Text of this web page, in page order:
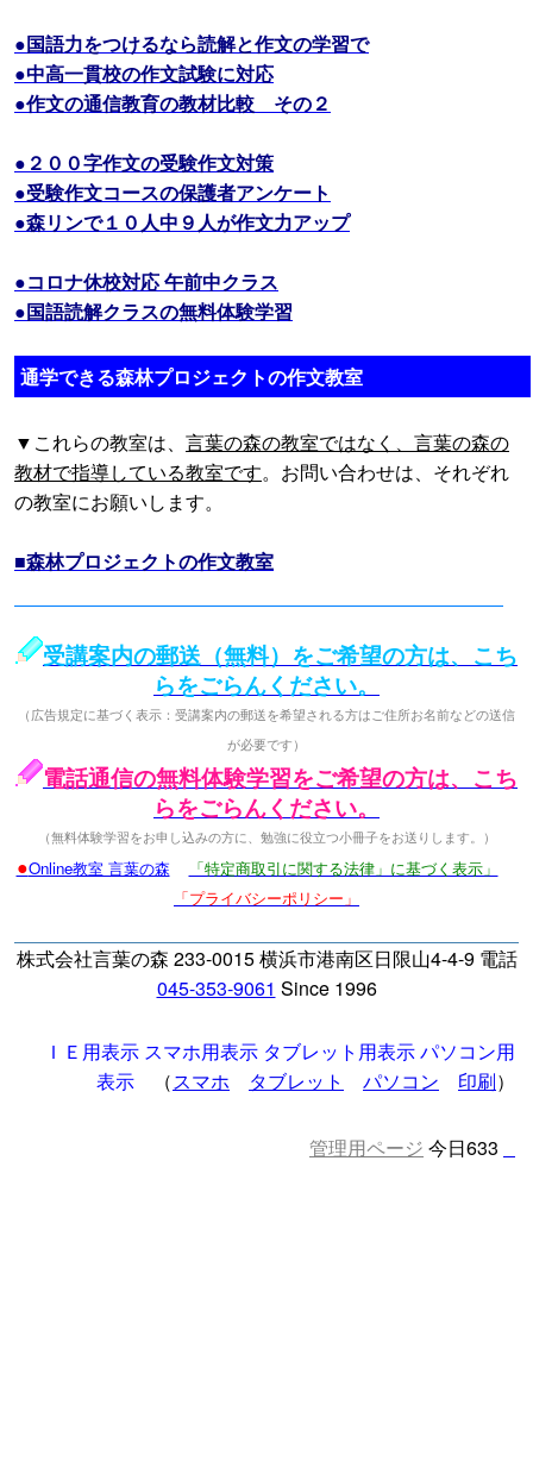
●国語力をつけるなら読解と作文の学習で
●中高一貫校の作文試験に対応
●作文の通信教育の教材比較 その２
●２００字作文の受験作文対策
●受験作文コースの保護者アンケート
●森リンで１０人中９人が作文力アップ
●コロナ休校対応 午前中クラス
●国語読解クラスの無料体験学習
通学できる森林プロジェクトの作文教室
▼これらの教室は、 言葉の森の教室ではなく、言葉の森の
教材で指導している教室です。お問い合わせは、それぞれ
の教室にお願いします。
■森林プロジェクトの作文教室
受講案内の郵送（無料）をご希望の方は、こち
らをごらんください。
（広告規定に基づく表示：受講案内の郵送を希望される方はご住所お名前などの送信
が必要です）
電話通信の無料体験学習をご希望の方は、こち
らをごらんください。
（無料体験学習をお申し込みの方に、勉強に役立つ小冊子をお送りします。）
●Online教室 言葉の森
「特定商取引に関する法律」に基づく表示」
「プライバシーポリシー」
株式会社言葉の森 233-0015 横浜市港南区日限山4-4-9 電話
045-353-9061 Since 1996
ＩＥ用表示 スマホ用表示 タブレット用表示パソコン用
表示 （スマホ タブレット パソコン 印刷）
管理用ページ 今日633